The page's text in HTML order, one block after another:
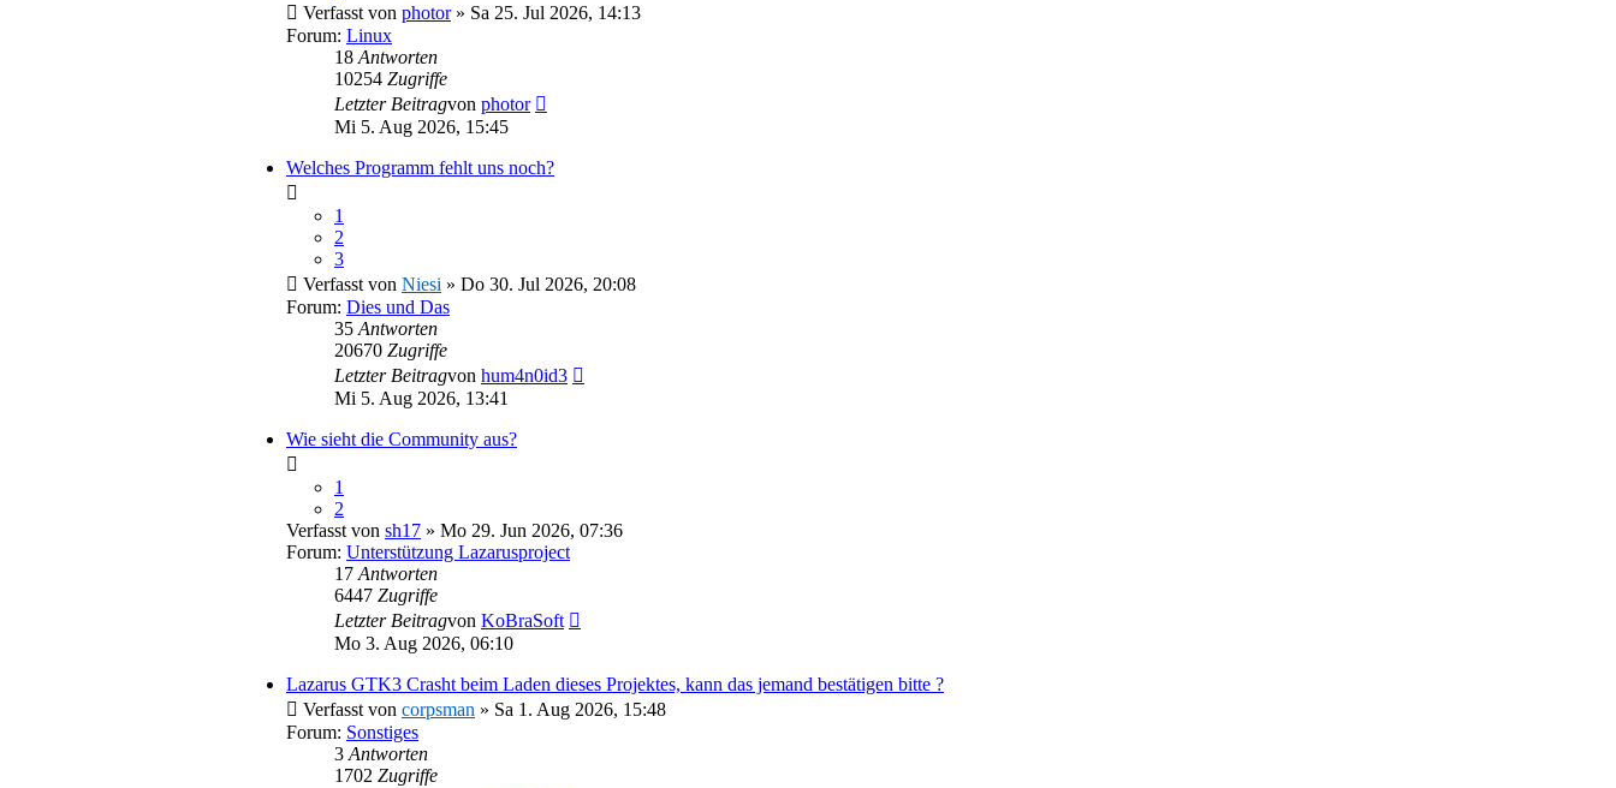
Verfasst von photor» Sa 25. Jul 2026, 14:13
Forum: Linux
18Antworten
10254 Zugriffe
Letzter Beitragvon photor
Mi 5. Aug 2026, 15:45
Welches Programm fehlt uns noch?
1
2
3
Verfasst von Niesi » Do 30. Jul 2026, 20:08
Forum: Dies und Das
35Antworten
20670 Zugriffe
Letzter Beitragvon hum4n0id3
Mi 5. Aug 2026, 13:41
Wie sieht die Community aus?
1
2
Verfasst von sh17 » Mo 29. Jun 2026, 07:36
Forum: Unterstützung Lazarusproject
17Antworten
6447 Zugriffe
Letzter Beitragvon KoBraSoft
Mo 3. Aug 2026, 06:10
Lazarus GTK3 Crasht beim Laden dieses Projektes, kann das jemand bestätigen bitte ?
Verfasst von corpsman » Sa 1. Aug 2026, 15:48
Forum: Sonstiges
3Antworten
1702 Zugriffe